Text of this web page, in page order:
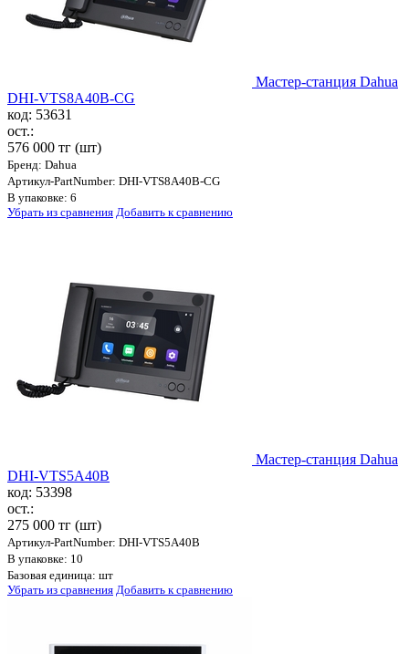
Мастер-станция Dahua
DHI-VTS8A40B-CG
код: 53631
ост.:
576 000 тг (шт)
Бренд: Dahua
Артикул-PartNumber: DHI-VTS8A40B-CG
В упаковке: 6
Убрать из сравнения Добавить к сравнению
Мастер-станция Dahua
DHI-VTS5A40B
код: 53398
ост.:
275 000 тг (шт)
Артикул-PartNumber: DHI-VTS5A40B
В упаковке: 10
Базовая единица: шт
Убрать из сравнения Добавить к сравнению